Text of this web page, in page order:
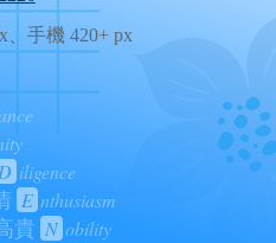
、手機 420+ px
D iligence
E nthusiasm
貴 N obility